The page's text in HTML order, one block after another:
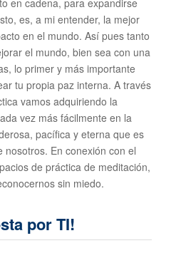
en cadena, para expandirse
es, a mi entender, la mejor
en el mundo. Así pues tanto
el mundo, bien sea con una
lo primer y más importante
tu propia paz interna. A través
vamos adquiriendo la
vez más fácilmente en la
pacífica y eterna que es
nosotros. En conexión con el
de práctica de meditación,
sin miedo.
por TI!